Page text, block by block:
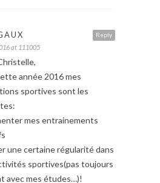
Reply
at 111005
année 2016 mes
sportives sont les
mes entrainements
une certaine régularité dans
sportives(pas toujours
avec mes études…)!